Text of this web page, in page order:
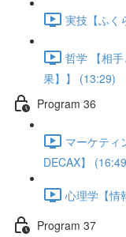
実技【ふく
哲学 【相
果】】 (13:29)
Program 36
マーケティ
DECAX】
心理学【情
Program 37